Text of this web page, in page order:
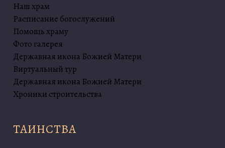
Наш храм
Расписание богослужений
Помощь храму
Фото галерея
Державная икона Божией Матери
Виртуальный тур
Державная икона Божией Матери
Хроники строительства
ТАИНСТВА